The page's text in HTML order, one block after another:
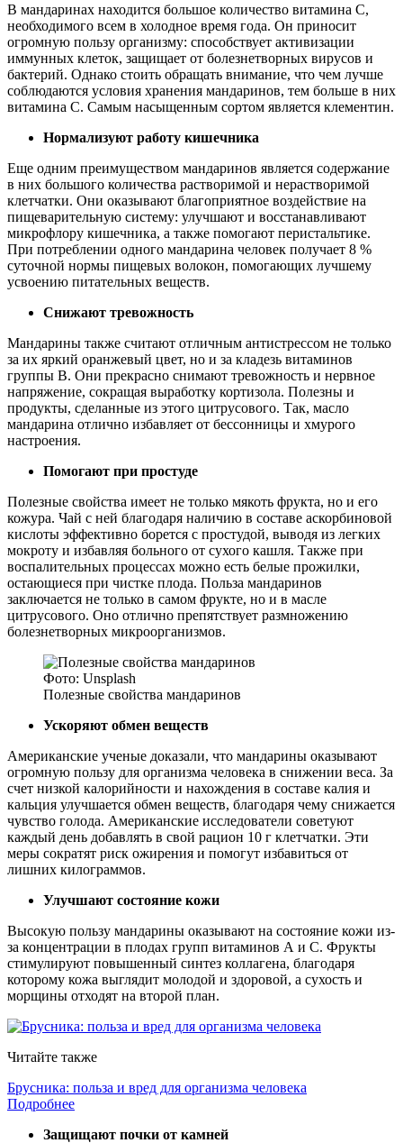
В мандаринах находится большое количество витамина С,
необходимого всем в холодное время года. Он приносит
огромную пользу организму: способствует активизации
иммунных клеток, защищает от болезнетворных вирусов и
бактерий. Однако стоить обращать внимание, что чем лучше
соблюдаются условия хранения мандаринов, тем больше в них
витамина С. Самым насыщенным сортом является клементин.
Нормализуют работу кишечника
Еще одним преимуществом мандаринов является содержание
в них большого количества растворимой и нерастворимой
клетчатки. Они оказывают благоприятное воздействие на
пищеварительную систему: улучшают и восстанавливают
микрофлору кишечника, а также помогают перистальтике.
При потреблении одного мандарина человек получает 8 %
суточной нормы пищевых волокон, помогающих лучшему
усвоению питательных веществ.
Снижают тревожность
Мандарины также считают отличным антистрессом не только
за их яркий оранжевый цвет, но и за кладезь витаминов
группы В. Они прекрасно снимают тревожность и нервное
напряжение, сокращая выработку кортизола. Полезны и
продукты, сделанные из этого цитрусового. Так, масло
мандарина отлично избавляет от бессонницы и хмурого
настроения.
Помогают при простуде
Полезные свойства имеет не только мякоть фрукта, но и его
кожура. Чай с ней благодаря наличию в составе аскорбиновой
кислоты эффективно борется с простудой, выводя из легких
мокроту и избавляя больного от сухого кашля. Также при
воспалительных процессах можно есть белые прожилки,
остающиеся при чистке плода. Польза мандаринов
заключается не только в самом фрукте, но и в масле
цитрусового. Оно отлично препятствует размножению
болезнетворных микроорганизмов.
Фото: Unsplash
Полезные свойства мандаринов
Ускоряют обмен веществ
Американские ученые доказали, что мандарины оказывают
огромную пользу для организма человека в снижении веса. За
счет низкой калорийности и нахождения в составе калия и
кальция улучшается обмен веществ, благодаря чему снижается
чувство голода. Американские исследователи советуют
каждый день добавлять в свой рацион 10 г клетчатки. Эти
меры сократят риск ожирения и помогут избавиться от
лишних килограммов.
Улучшают состояние кожи
Высокую пользу мандарины оказывают на состояние кожи из-
за концентрации в плодах групп витаминов А и С. Фрукты
стимулируют повышенный синтез коллагена, благодаря
которому кожа выглядит молодой и здоровой, а сухость и
морщины отходят на второй план.
Читайте также
Брусника: польза и вред для организма человека
Подробнее
Защищают почки от камней